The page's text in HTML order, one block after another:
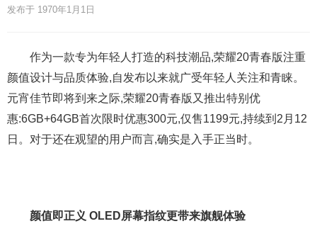
发布于 1970年1月1日
作为一款专为年轻人打造的科技潮品,荣耀20青春版注重
颜值设计与品质体验,自发布以来就广受年轻人关注和青睐。
元宵佳节即将到来之际,荣耀20青春版又推出特别优
惠:6GB+64GB首次限时优惠300元,仅售1199元,持续到2月12
日。对于还在观望的用户而言,确实是入手正当时。
颜值即正义 OLED屏幕指纹更带来旗舰体验